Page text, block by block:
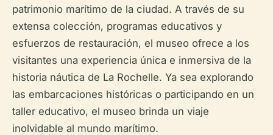
patrimonio marítimo de la ciudad. A través de su
extensa colección, programas educativos y
esfuerzos de restauración, el museo ofrece a los
visitantes una experiencia única e inmersiva de la
historia náutica de La Rochelle. Ya sea explorando
las embarcaciones históricas o participando en un
taller educativo, el museo brinda un viaje
inolvidable al mundo marítimo.